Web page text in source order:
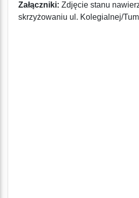
Załączniki: Zdjęcie stanu
skrzyżowaniu ul. Kolegialnej/